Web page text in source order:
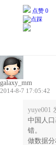
点赞 0
galaxy_mm
2014-8-7 17:05:42
yuye001
中国人
错。
做数据分